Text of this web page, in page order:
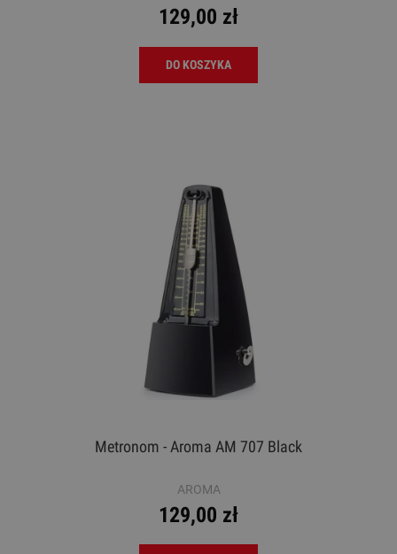
129,00 zł
DO KOSZYKA
Metronom - Aroma AM 707 Black
AROMA
129,00 zł